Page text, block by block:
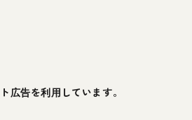
）のペットと泊まれる宿】
広告を利用しています。